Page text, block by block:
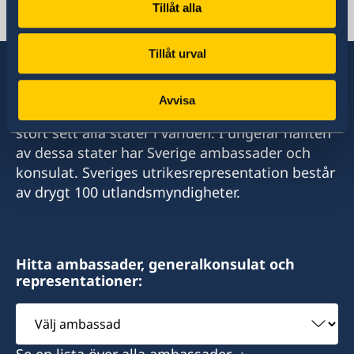
Tillåt alla
Tillåt urval
Avvisa
Moldavien, Chisinau
Sverige har diplomatiska förbindelser med i
stort sett alla stater i världen. I ungefär hälften
av dessa stater har Sverige ambassader och
konsulat. Sveriges utrikesrepresentation består
av drygt 100 utlandsmyndigheter.
Hitta ambassader, generalkonsulat och
representationer:
ambassad